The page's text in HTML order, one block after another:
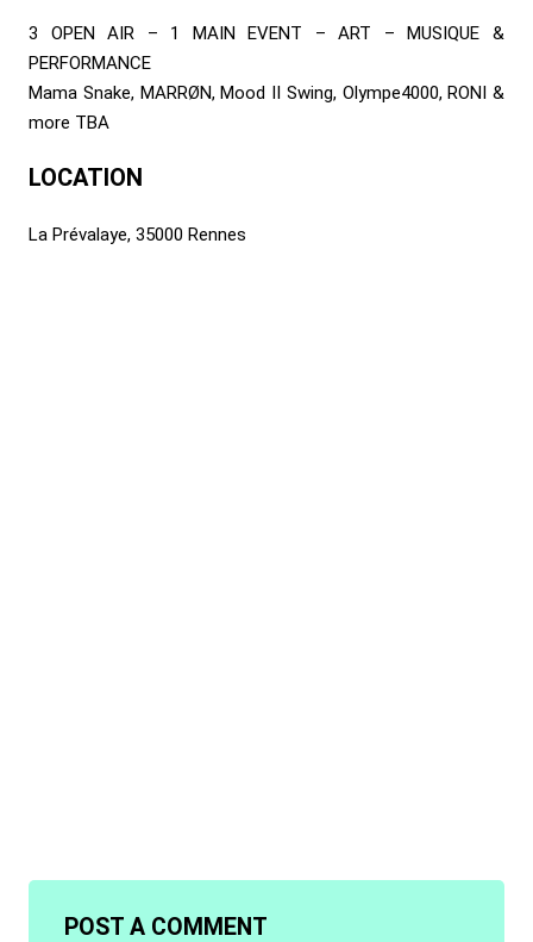
3 OPEN AIR – 1 MAIN EVENT – ART – MUSIQUE &
PERFORMANCE
Mama Snake, MARRØN, Mood II Swing, Olympe4000, RONI &
more TBA
LOCATION
La Prévalaye, 35000 Rennes
POST A COMMENT